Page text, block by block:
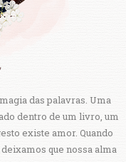
das palavras. Uma
dentro de um livro, um
existe amor. Quando
que nossa alma